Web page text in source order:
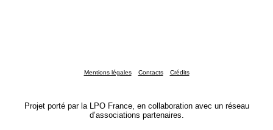
Mentions légales Contacts Crédits
Projet porté par la LPO France, en collaboration avec un réseau
d’associations partenaires.